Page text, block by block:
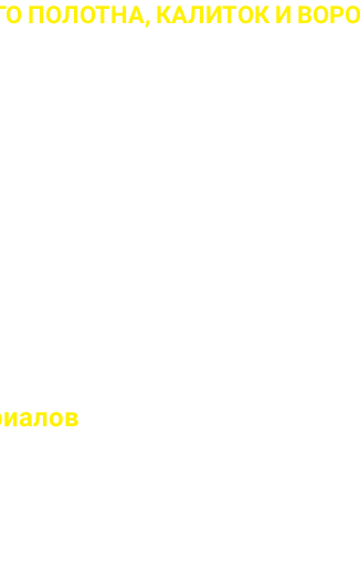
ПОЛОТНА, КАЛИТОК И